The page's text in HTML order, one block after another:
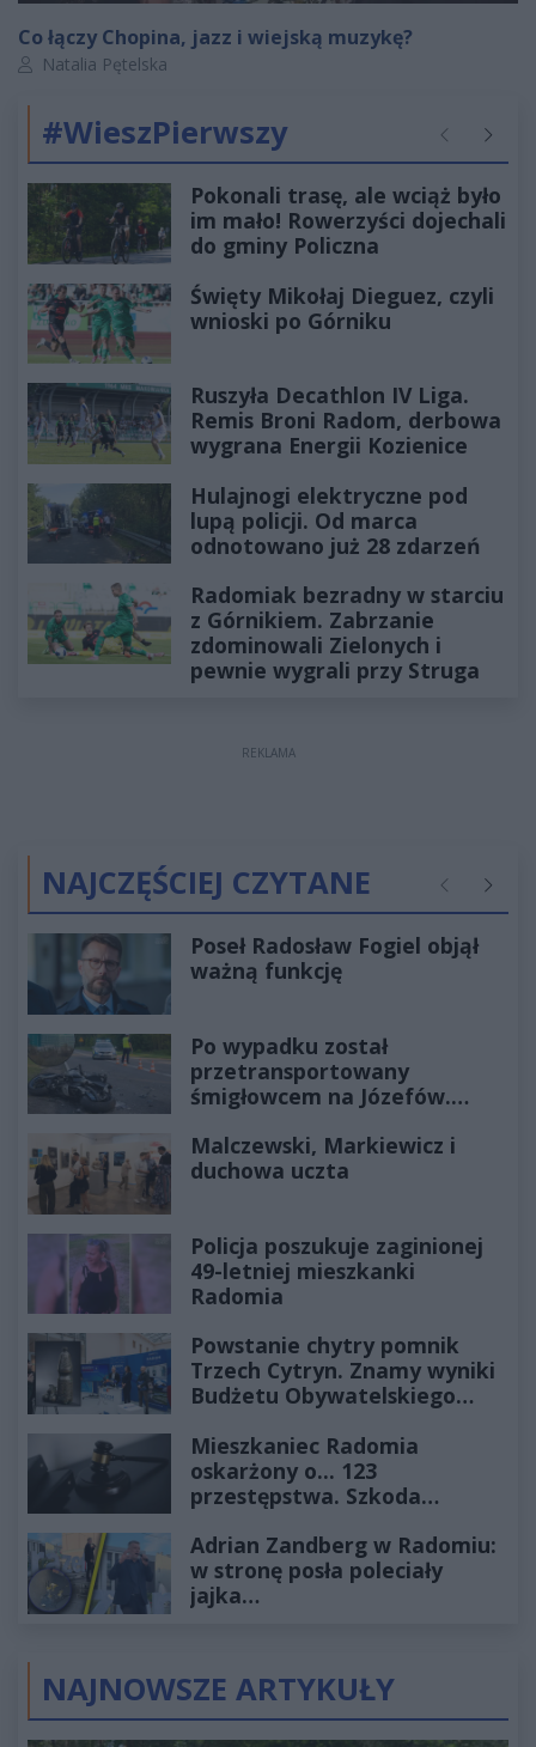
Co łączy Chopina, jazz i wiejską muzykę?
Autor artykułu:
Natalia Pętelska
#WieszPierwszy Poprzednie
Pokonali trasę, ale wciąż było
im mało! Rowerzyści dojechali
do gminy Policzna
Święty Mikołaj Dieguez, czyli
wnioski po Górniku
Ruszyła Decathlon IV Liga.
Remis Broni Radom, derbowa
wygrana Energii Kozienice
Hulajnogi elektryczne pod
lupą policji. Od marca
odnotowano już 28 zdarzeń
Radomiak bezradny w starciu
z Górnikiem. Zabrzanie
zdominowali Zielonych i
pewnie wygrali przy Struga
REKLAMA
NAJCZĘŚCIEJ CZYTANE Poprzednie
Poseł Radosław Fogiel objął
ważną funkcję
Po wypadku został
przetransportowany
śmigłowcem na Józefów.
Malczewski, Markiewicz i
duchowa uczta
Policja poszukuje zaginionej
49-letniej mieszkanki
Radomia
Powstanie chytry pomnik
Trzech Cytryn. Znamy wyniki
Budżetu Obywatelskiego
Mieszkaniec Radomia
oskarżony o... 123
przestępstwa. Szkoda
złotych
Adrian Zandberg w Radomiu:
w stronę posła poleciały
jajka…
NAJNOWSZE ARTYKUŁY